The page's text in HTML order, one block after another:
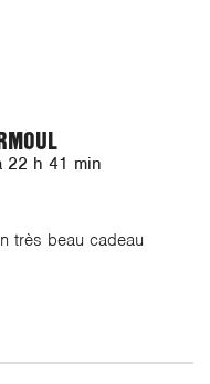
22 h 41 min
très beau cadeau